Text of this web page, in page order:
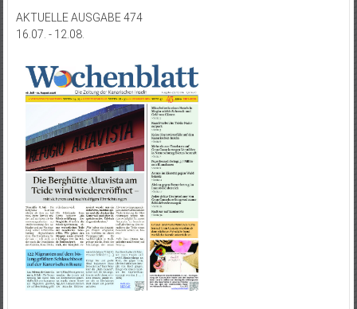
AKTUELLE AUSGABE 474
16.07. - 12.08.